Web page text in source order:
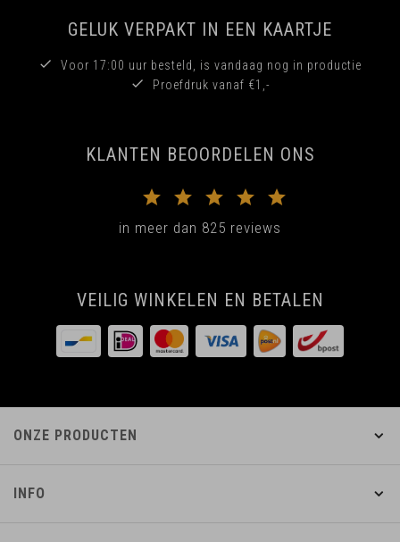
GELUK VERPAKT IN EEN KAARTJE
Voor 17:00 uur besteld, is vandaag nog in productie
Proefdruk vanaf €1,-
KLANTEN BEOORDELEN ONS
in meer dan 825 reviews
VEILIG WINKELEN EN BETALEN
ONZE PRODUCTEN
INFO